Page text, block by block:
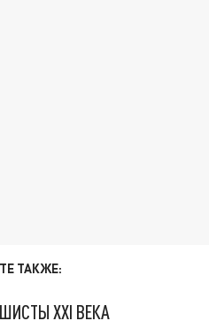
ТАКЖЕ:
XXI ВЕКА